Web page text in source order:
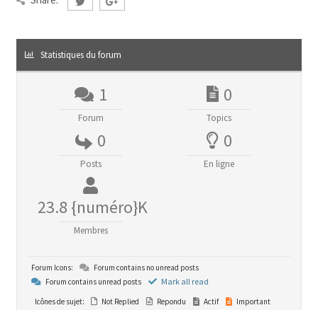
Statistiques du forum
1
Forum
0
Topics
0
Posts
0
En ligne
23.8 {numéro}K
Membres
Forum Icons:
Forum contains no unread posts
Forum contains unread posts
Mark all read
Icônes de sujet: Not Replied Repondu Actif
Important